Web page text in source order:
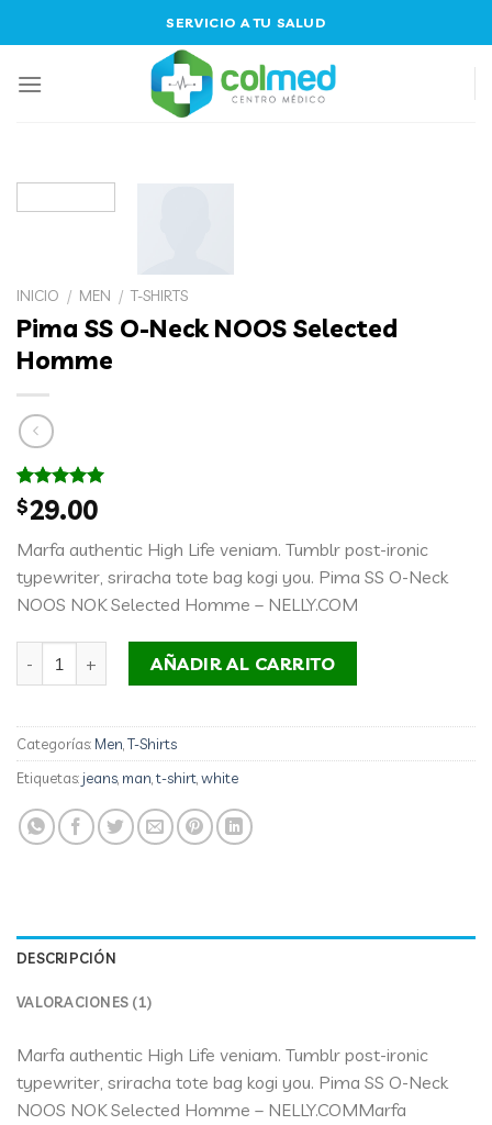
to
SERVICIO A TU SALUD
INICIO / MEN / T-SHIRTS
Pima SS O-Neck NOOS Selected
Homme
Valorado
con5.00
base a
1
valoración
de un
cliente
$29.00
Marfa authentic High Life veniam. Tumblr post-ironic
typewriter, sriracha tote bag kogi you. Pima SS O-Neck
NOOS NOK Selected Homme – NELLY.COM
Pima SS O-Neck NOOS Selected Homme cantidad
AÑADIR AL CARRITO
Categorías: Men T-Shirts
Etiquetas: jeans man t-shirt white
DESCRIPCIÓN
VALORACIONES (1)
Marfa authentic High Life veniam. Tumblr post-ironic
typewriter, sriracha tote bag kogi you. Pima SS O-Neck
NOOS NOK Selected Homme – NELLY.COMMarfa